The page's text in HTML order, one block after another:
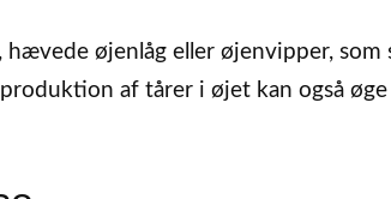
øjenlåg eller øjenvipper, som
af tårer i øjet kan også øge